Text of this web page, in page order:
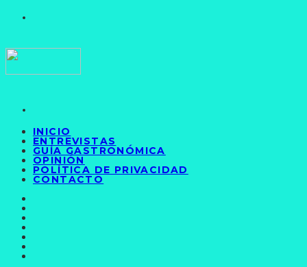
INICIO
ENTREVISTAS
GUÍA GASTRONÓMICA
OPINIÓN
POLÍTICA DE PRIVACIDAD
CONTACTO